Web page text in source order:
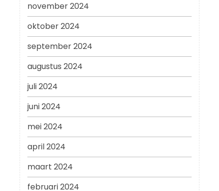
november 2024
oktober 2024
september 2024
augustus 2024
juli 2024
juni 2024
mei 2024
april 2024
maart 2024
februari 2024